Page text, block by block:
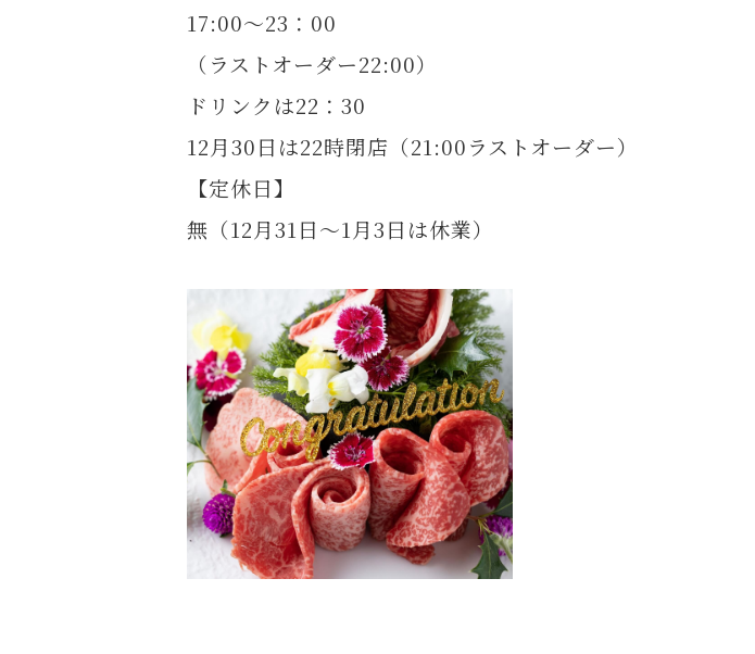
17:00～23：00
（ラストオーダー22:00）
ドリンクは22：30
12月30日は22時閉店（21:00ラストオーダー）
【定休日】
無（12月31日～1月3日は休業）